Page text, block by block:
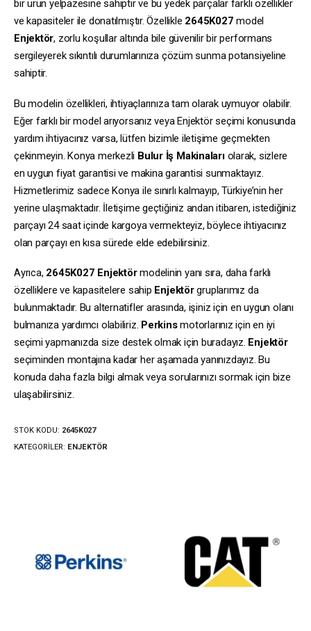
bir ürün yelpazesine sahiptir ve bu yedek parçalar farklı özellikler
ve kapasiteler ile donatılmıştır. Özellikle 2645K027 model
Enjektör, zorlu koşullar altında bile güvenilir bir performans
sergileyerek sıkıntılı durumlarınıza çözüm sunma potansiyeline
sahiptir.
Bu modelin özellikleri, ihtiyaçlarınıza tam olarak uymuyor olabilir.
Eğer farklı bir model arıyorsanız veya Enjektör seçimi konusunda
yardım ihtiyacınız varsa, lütfen bizimle iletişime geçmekten
çekinmeyin. Konya merkezli Bulur İş Makinalarıolarak, sizlere
en uygun fiyat garantisi ve makina garantisi sunmaktayız.
Hizmetlerimiz sadece Konya ile sınırlı kalmayıp, Türkiye’nin her
yerine ulaşmaktadır. İletişime geçtiğiniz andan itibaren, istediğiniz
parçayı 24 saat içinde kargoya vermekteyiz, böylece ihtiyacınız
olan parçayı en kısa sürede elde edebilirsiniz.
Ayrıca, 2645K027 Enjektörmodelinin yanı sıra, daha farklı
özelliklere ve kapasitelere sahip Enjektörgruplarımız da
bulunmaktadır. Bu alternatifler arasında, işiniz için en uygun olanı
bulmanıza yardımcı olabiliriz. Perkinsmotorlarınız için en iyi
seçimi yapmanızda size destek olmak için buradayız. Enjektör
seçiminden montajına kadar her aşamada yanınızdayız. Bu
konuda daha fazla bilgi almak veya sorularınızı sormak için bize
ulaşabilirsiniz.
STOK KODU: 2645K027
KATEGORILER: ENJEKTÖR